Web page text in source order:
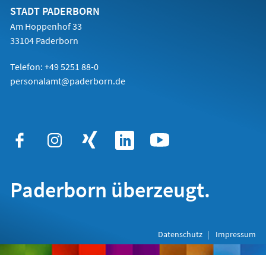
Tab)
STADT PADERBORN
Am Hoppenhof 33
33104 Paderborn
Telefon: +49 5251 88-0
personalamt@paderborn.de
Paderborn überzeugt.
Datenschutz Impressum